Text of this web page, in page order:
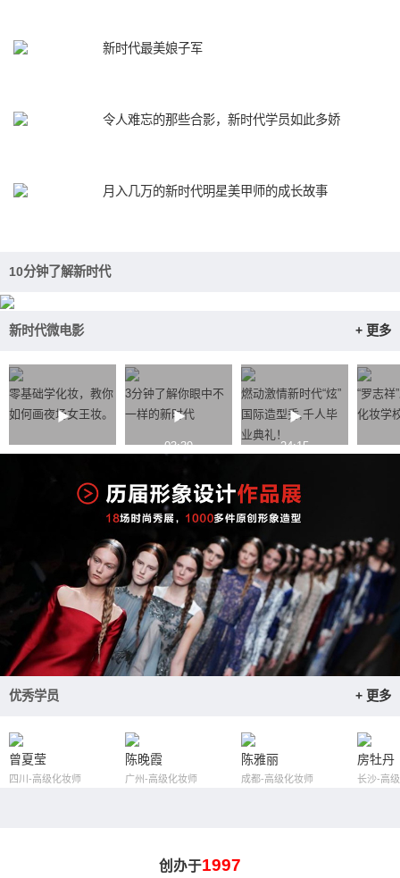
新时代最美娘子军
令人难忘的那些合影，新时代学员如此多娇
月入几万的新时代明星美甲师的成长故事
10分钟了解新时代
新时代微电影 + 更多
零基础学化妆，教你
如何画夜场女王妆。
3分钟了解你眼中不
一样的新时代
03:39
燃动激情新时代“炫”
国际造型秀,千人毕
业典礼！
24:15
“罗志祥
化妆学
优秀学员 + 更多
曾夏莹
四川-高级化妆师
陈晚霞
广州-高级化妆师
陈雅丽
成都-高级化妆师
房牡丹
长沙-高
创办于1997